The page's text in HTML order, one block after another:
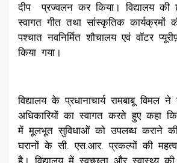
दीप प्रज्वलन कर किया। विद्यालय की
स्वागत गीत तथा सांस्कृतिक कार्यक्रमों
पश्चात नवनिर्मित शौचालय एवं वॉटर
किया गया।
विद्यालय के प्रधानाचार्य रामबाबू
अधिकारियों का स्वागत करते हुए कहा कि
में मूलभूत सुविधाओं को उपलब्ध कराने
घरानों के सी. एस.आर. प्रकल्पों की
है। विद्यालय में स्वच्छता और स्वास्थ्य